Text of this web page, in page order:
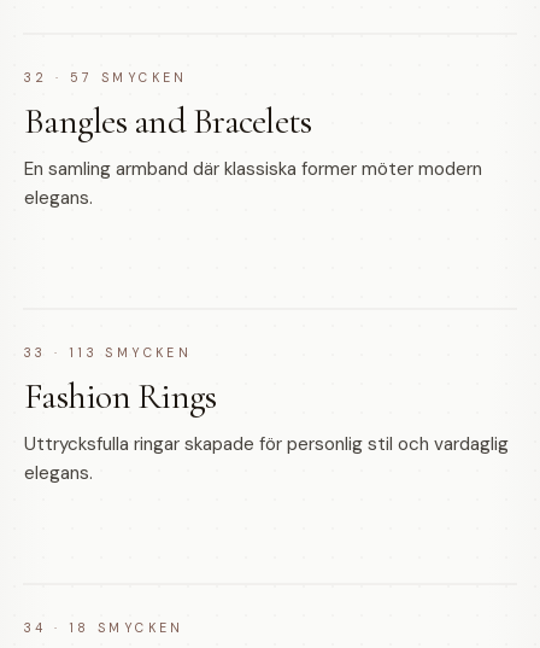
32 · 57 SMYCKEN
Bangles and Bracelets
En samling armband där klassiska former möter modern
elegans.
33 · 113 SMYCKEN
Fashion Rings
Uttrycksfulla ringar skapade för personlig stil och vardaglig
elegans.
34 · 18 SMYCKEN